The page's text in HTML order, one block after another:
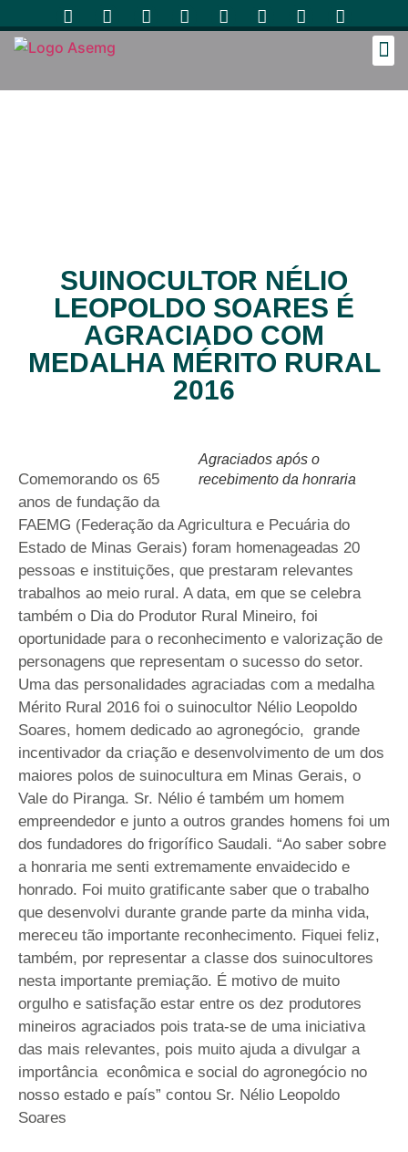
SUINOCULTOR NÉLIO
LEOPOLDO SOARES É
AGRACIADO COM
MEDALHA MÉRITO RURAL
2016
Agraciados após o
recebimento da honraria
Comemorando os 65
anos de fundação da
FAEMG (Federação da Agricultura e Pecuária do
Estado de Minas Gerais) foram homenageadas 20
pessoas e instituições, que prestaram relevantes
trabalhos ao meio rural. A data, em que se celebra
também o Dia do Produtor Rural Mineiro, foi
oportunidade para o reconhecimento e valorização de
personagens que representam o sucesso do setor.
Uma das personalidades agraciadas com a medalha
Mérito Rural 2016 foi o suinocultor Nélio Leopoldo
Soares, homem dedicado ao agronegócio, grande
incentivador da criação e desenvolvimento de um dos
maiores polos de suinocultura em Minas Gerais, o
Vale do Piranga. Sr. Nélio é também um homem
empreendedor e junto a outros grandes homens foi um
dos fundadores do frigorífico Saudali. “Ao saber sobre
a honraria me senti extremamente envaidecido e
honrado. Foi muito gratificante saber que o trabalho
que desenvolvi durante grande parte da minha vida,
mereceu tão importante reconhecimento. Fiquei feliz,
também, por representar a classe dos suinocultores
nesta importante premiação. É motivo de muito
orgulho e satisfação estar entre os dez produtores
mineiros agraciados pois trata-se de uma iniciativa
das mais relevantes, pois muito ajuda a divulgar a
importância econômica e social do agronegócio no
nosso estado e país” contou Sr. Nélio Leopoldo
Soares